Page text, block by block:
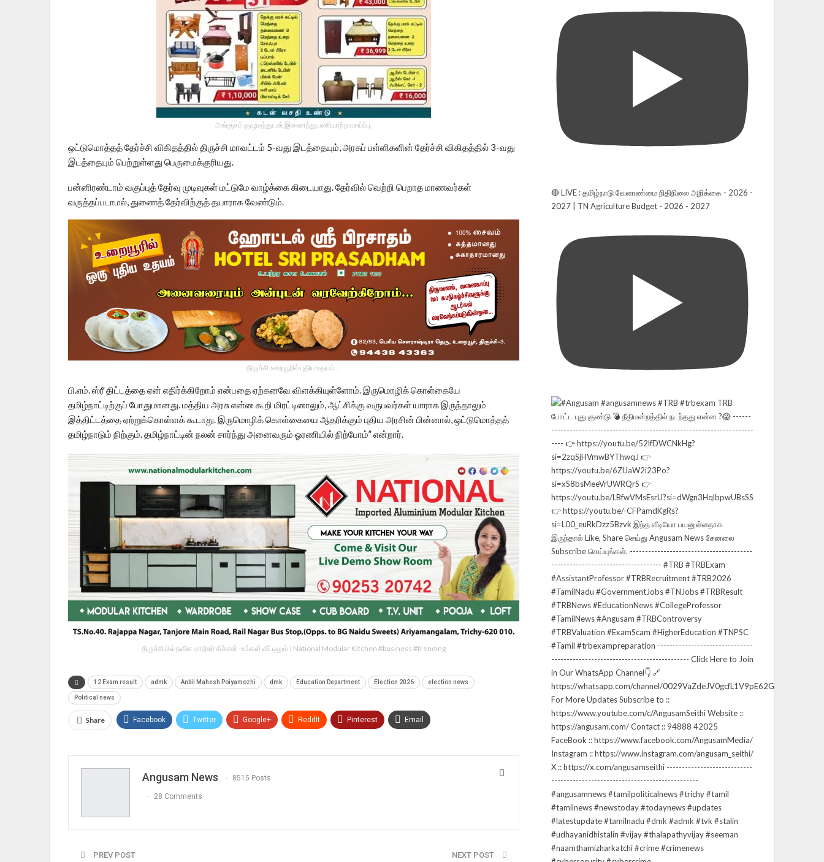
அங்குசம் குழுமத்துடன் இணைந்து பணியாற்ற வாய்ப்பு.
ஒட்டுமொத்தத் தேர்ச்சி விகிதத்தில் திருச்சி மாவட்டம் 5-வது இடத்தையும், அரசுப் பள்ளிகளின் தேர்ச்சி விகிதத்தில் 3-வது
இடத்தையும் பெற்றுள்ளது பெருமைக்குரியது.
பன்னிரண்டாம் வகுப்புத் தேர்வு முடிவுகள் மட்டுமே வாழ்க்கை கிடையாது. தேர்வில் வெற்றி பெறாத மாணவர்கள்
வருத்தப்படாமல், துணைத் தேர்விற்குத் தயாராக வேண்டும்.
திருச்சி உறையூரில் புதிய உதயம்...
பி.எம். ஸ்ரீ திட்டத்தை ஏன் எதிர்க்கிறோம் என்பதை ஏற்கனவே விளக்கியுள்ளோம். இருமொழிக் கொள்கையே
தமிழ்நாட்டிற்குப் போதுமானது. மத்திய அரசு என்ன கூறி மிரட்டினாலும், ஆட்சிக்கு வருபவர்கள் யாராக இருந்தாலும்
இத்திட்டத்தை ஏற்றுக்கொள்ளக் கூடாது. இருமொழிக் கொள்கையை ஆதரிக்கும் புதிய அரசின் பின்னால், ஒட்டுமொத்தத்
தமிழ்நாடும் நிற்கும். தமிழ்நாட்டின் நலன் சார்ந்து அனைவரும் ஓரணியில் நிற்போம்” என்றார்.
திருச்சியில் நவீன மாடூலர் கிச்சன் -உங்கள் வீட்டிலும் | National Modular Kitchen #business #trending
12 Exam result admk Anbil Mahesh Poiyamozhi dmk Education Department Election 2026 election news
Political news
Share Facebook Twitter Google+ ReddIt Pinterest Email
Angusam News 8515 Posts
28 Comments
PREV POST NEXT POST
🔴 LIVE : தமிழ்நாடு வேளாண்மை நிதிநிலை அறிக்கை - 2026 -
2027 | TN Agriculture Budget - 2026 - 2027